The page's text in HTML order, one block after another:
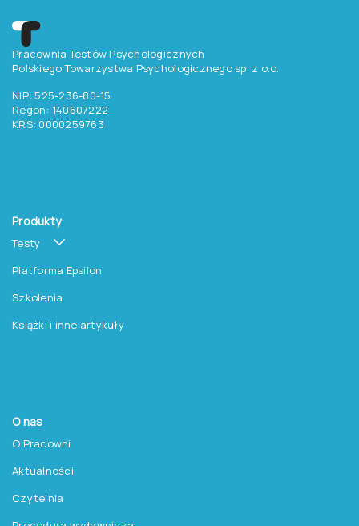
Pracownia Testów Psychologicznych
Polskiego Towarzystwa Psychologicznego sp. z o.o.
NIP: 525-236-80-15
Regon: 140607222
KRS: 0000259763
Produkty
Testy
Platforma Epsilon
Szkolenia
Książki i inne artykuły
O nas
O Pracowni
Aktualności
Czytelnia